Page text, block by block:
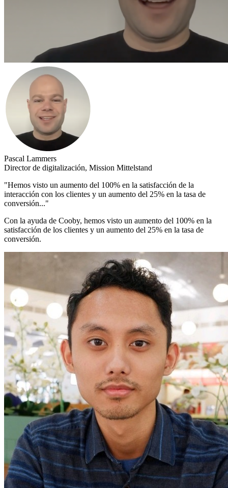
Pascal Lammers
Director de digitalización, Mission Mittelstand
"Hemos visto un aumento del 100% en la satisfacción de la
interacción con los clientes y un aumento del 25% en la tasa de
conversión..."
Con la ayuda de Cooby, hemos visto un aumento del 100% en la
satisfacción de los clientes y un aumento del 25% en la tasa de
conversión.